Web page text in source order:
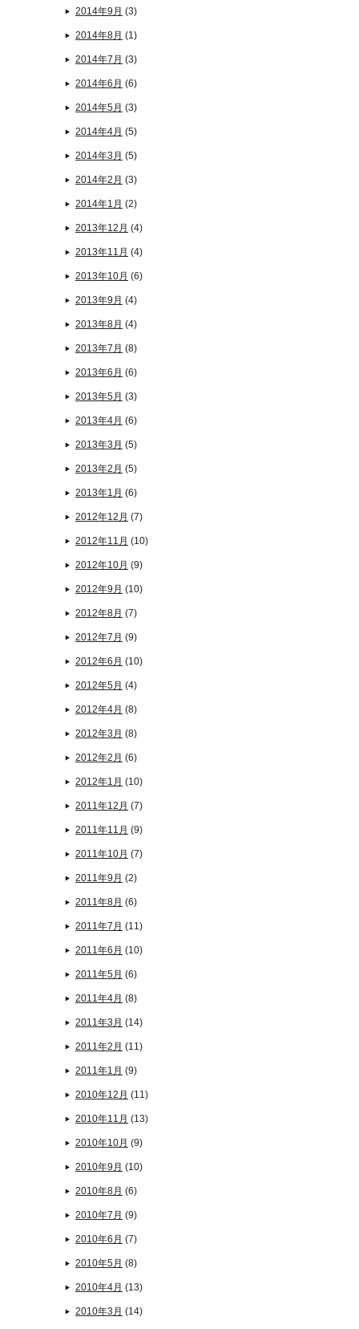
2014年9月 (3)
2014年8月 (1)
2014年7月 (3)
2014年6月 (6)
2014年5月 (3)
2014年4月 (5)
2014年3月 (5)
2014年2月 (3)
2014年1月 (2)
2013年12月 (4)
2013年11月 (4)
2013年10月 (6)
2013年9月 (4)
2013年8月 (4)
2013年7月 (8)
2013年6月 (6)
2013年5月 (3)
2013年4月 (6)
2013年3月 (5)
2013年2月 (5)
2013年1月 (6)
2012年12月 (7)
2012年11月 (10)
2012年10月 (9)
2012年9月 (10)
2012年8月 (7)
2012年7月 (9)
2012年6月 (10)
2012年5月 (4)
2012年4月 (8)
2012年3月 (8)
2012年2月 (6)
2012年1月 (10)
2011年12月 (7)
2011年11月 (9)
2011年10月 (7)
2011年9月 (2)
2011年8月 (6)
2011年7月 (11)
2011年6月 (10)
2011年5月 (6)
2011年4月 (8)
2011年3月 (14)
2011年2月 (11)
2011年1月 (9)
2010年12月 (11)
2010年11月 (13)
2010年10月 (9)
2010年9月 (10)
2010年8月 (6)
2010年7月 (9)
2010年6月 (7)
2010年5月 (8)
2010年4月 (13)
2010年3月 (14)